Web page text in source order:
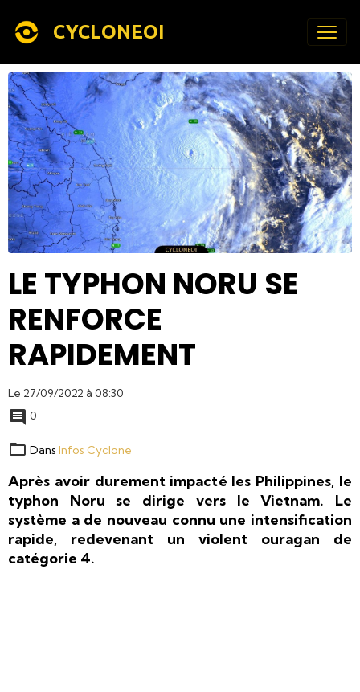
CYCLONEOI
LE TYPHON NORU SE
RENFORCE
RAPIDEMENT
Le 27/09/2022 à 08:30
0
Dans Infos Cyclone
Après avoir durement impacté les Philippines, le
typhon Noru se dirige vers le Vietnam. Le
système a de nouveau connu une intensification
rapide, redevenant un violent ouragan de
catégorie 4.